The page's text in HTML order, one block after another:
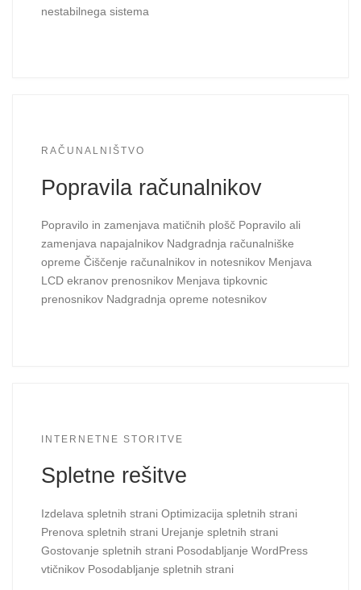
nestabilnega sistema
RAČUNALNIŠTVO
Popravila računalnikov
Popravilo in zamenjava matičnih plošč Popravilo ali
zamenjava napajalnikov Nadgradnja računalniške
opreme Čiščenje računalnikov in notesnikov Menjava
LCD ekranov prenosnikov Menjava tipkovnic
prenosnikov Nadgradnja opreme notesnikov
INTERNETNE STORITVE
Spletne rešitve
Izdelava spletnih strani Optimizacija spletnih strani
Prenova spletnih strani Urejanje spletnih strani
Gostovanje spletnih strani Posodabljanje WordPress
vtičnikov Posodabljanje spletnih strani